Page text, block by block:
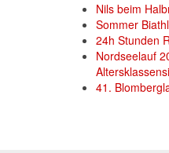
Nils beim
Sommer
24h Stunden
Nordseelauf
41.